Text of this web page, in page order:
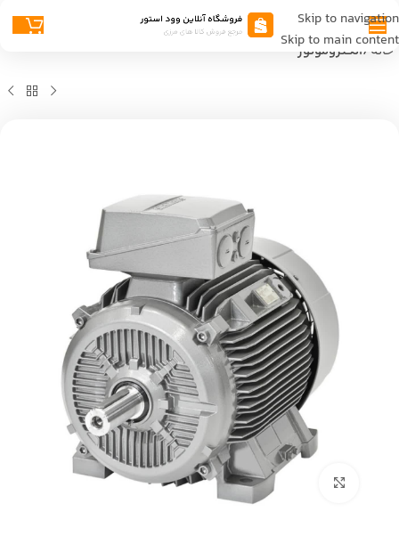
Skip to navigation
Skip to main content
خانه الکتروموتور
بزرگنمایی تصویر